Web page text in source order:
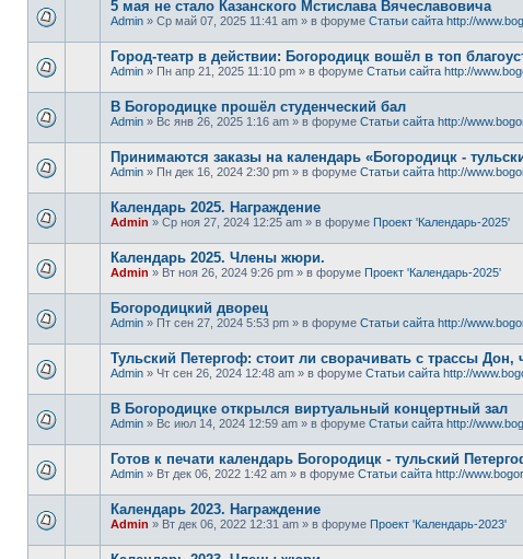
5 мая не стало Казанского Мстислава Вячеславовича
Admin » Ср май 07, 2025 11:41 am » в форуме Статьи сайта http://
Город-театр в действии: Богородицк вошёл в топ
Admin » Пн апр 21, 2025 11:10 pm » в форуме Статьи сайта http://
В Богородицке прошёл студенческий бал
Admin » Вс янв 26, 2025 1:16 am » в форуме Статьи сайта http://
Принимаются заказы на календарь «Богородицк -
Admin » Пн дек 16, 2024 2:30 pm » в форуме Статьи сайта http://
Календарь 2025. Награждение
Admin » Ср ноя 27, 2024 12:25 am » в форуме Проект 'Календарь-2025'
Календарь 2025. Члены жюри.
Admin » Вт ноя 26, 2024 9:26 pm » в форуме Проект 'Календарь-2025'
Богородицкий дворец
Admin » Пт сен 27, 2024 5:53 pm » в форуме Статьи сайта http://
Тульский Петергоф: стоит ли сворачивать с трассы
Admin » Чт сен 26, 2024 12:48 am » в форуме Статьи сайта http://
В Богородицке открылся виртуальный концертный зал
Admin » Вс июл 14, 2024 12:59 am » в форуме Статьи сайта http://
Готов к печати календарь Богородицк - тульский
Admin » Вт дек 06, 2022 1:42 am » в форуме Статьи сайта http://
Календарь 2023. Награждение
Admin » Вт дек 06, 2022 12:31 am » в форуме Проект 'Календарь-2023'